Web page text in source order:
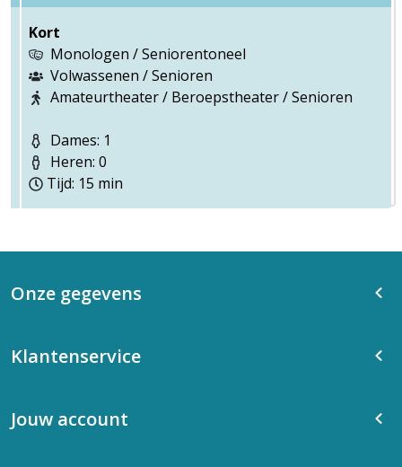
Kort
Monologen / Seniorentoneel
Volwassenen / Senioren
Amateurtheater / Beroepstheater / Senioren
Dames: 1
Heren: 0
Tijd: 15 min
Onze gegevens
Klantenservice
Jouw account